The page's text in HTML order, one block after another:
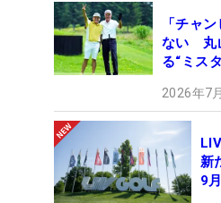
「チャ
ない 丸
る“ミス
2026年7
新
9